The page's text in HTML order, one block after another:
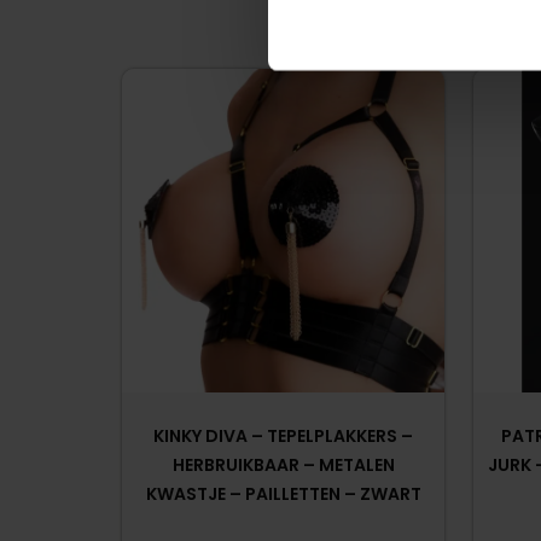
KINKY DIVA – TEPELPLAKKERS –
HERBRUIKBAAR – METALEN
KWASTJE – PAILLETTEN – ZWART
JURK